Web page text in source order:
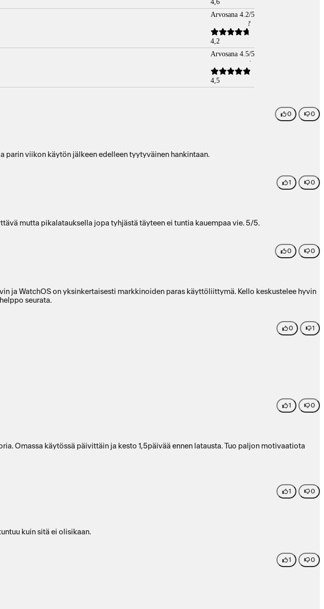
4,6
Arvosana 4.2/5
4,2
Arvosana 4.5/5
4,5
0 0
viikon käytön jälkeen edelleen tyytyväinen hankintaan.
1 0
mutta pikalatauksella jopa tyhjästä täyteen ei tuntia kauempaa vie. 5/5.
0 0
ja WatchOS on yksinkertaisesti markkinoiden paras käyttöliittymä. Kello keskustelee hyvin
seurata.
0 1
1 0
1 0
kuin sitä ei olisikaan.
1 0